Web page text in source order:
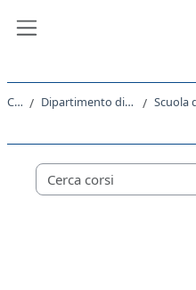
Corsi Dipartimento di Studi Umanistici
Categorie di corso